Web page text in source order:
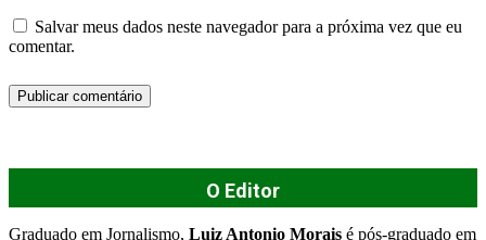
Salvar meus dados neste navegador para a próxima vez que eu
comentar.
O Editor
Graduado em Jornalismo, Luiz Antonio Morais é pós-graduado em